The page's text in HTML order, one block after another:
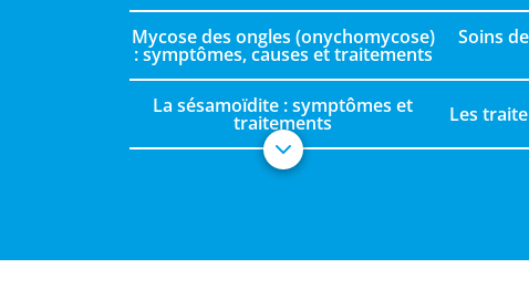
Mycose des ongles (onychomycose)
: symptômes, causes et traitements
La sésamoïdite : symptômes et
traitements
L’hallux limitus fonctionnel
L’hallux valgus (oignon de pied):
causes, symptômes et traitements
La capsulite du pied
L’hématome sous l’ongle d’orteil
(bleu)
La tendinite au tendon d’Achille
La métatarsalgie : symptômes et
prévention
L’ongle traumatique : symptômes et
traitements
L’hallux rigidus (arthrose du gros
orteil)
Soins
Les
La
Les